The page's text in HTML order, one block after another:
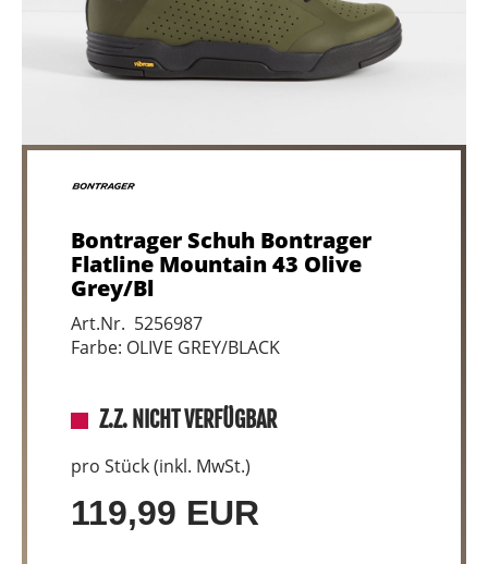
Bontrager Schuh Bontrager
Flatline Mountain 43 Olive
Grey/Bl
Art.Nr. 5256987
Farbe: OLIVE GREY/BLACK
Z.Z. NICHT VERFÜGBAR
pro Stück (inkl. MwSt.)
119,99 EUR